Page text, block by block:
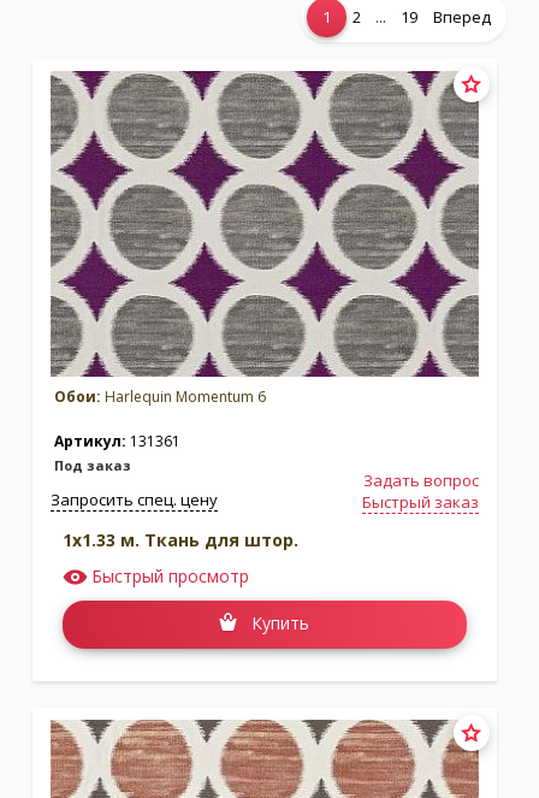
Бренд:Harlequin
Под заказ
Коллекция:
Бренд:Harlequin
Под заказ
Коллекция: Colour 4
Бренд:Harlequin
Коллекция:Entity Коллекция:Henry Holland
1 2 ... 19 Вперед
Обои: Harlequin Momentum 6
Артикул: 131361
Под заказ
Задать вопрос
Быстрый заказ
Запросить спец. цену
1x1.33 м. Ткань для штор.
Быстрый просмотр
Купить